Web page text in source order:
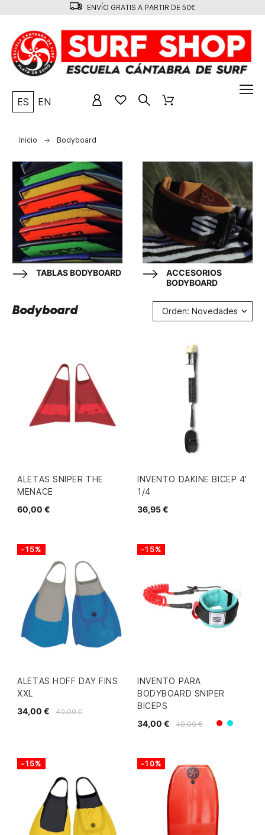
ENVÍO GRATIS A PARTIR DE 50€
ES EN
Inicio Bodyboard
TABLAS BODYBOARD
ACCESORIOS
BODYBOARD
Bodyboard Orden: Novedades
ALETAS SNIPER THE
MENACE
60,00 €
INVENTO DAKINE BICEP 4'
1/4
36,95 €
ALETAS HOFF DAY FINS
XXL
40,00 €
34,00 €
-15%
INVENTO PARA
BODYBOARD SNIPER
BICEPS
40,00 €
34,00 € Rojo/
Azul/
-15%
-15% -10%